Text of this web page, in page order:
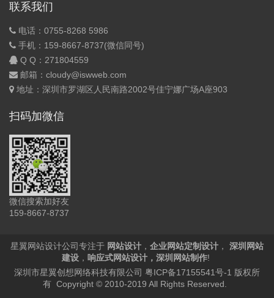
联系我们
电话：0755-8268 5986
手机：159-8667-8737(微信同号)
Q Q： 271804559
邮箱：cloudy@iswweb.com
地址：深圳市罗湖区人民南路2002号佳宁娜广场A座903
扫码加微信
微信搜索加好友
159-8667-8737
星翼网站设计公司专注于 网站设计 ， 企业网站定制设计 ，
深圳网站
建设 ， 响应式网站设计 ， 深圳网站制作!
深圳市星翼创想网络科技有限公司 粤ICP备17155541号-1 版权所
有 Copyright © 2010-2019 All Rights Reserved.